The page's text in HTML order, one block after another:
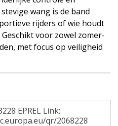
wang is de band
rijders of wie houdt
voor zowel zomer-
met focus op veiligheid
EPREL Link:
qr/2068228